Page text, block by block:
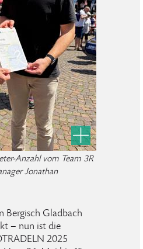
Anzahl vom Team 3R
Jonathan
Bergisch Gladbach
– nun ist die
2025